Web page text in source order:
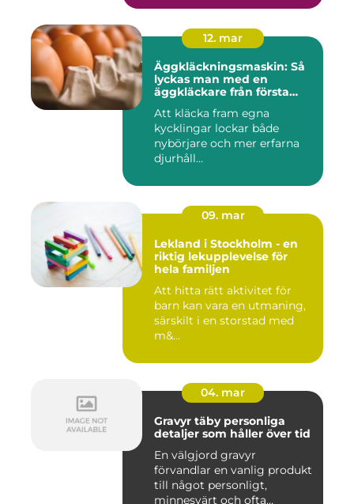
12. mar
Äggkläckningsmaskin: Så
lyckas man med en
äggkläckare från första
Att kläcka fram egna
kycklingar lockar både
nybörjare och mer erfarna
djurhåll...
09. mar
Lekland i Stockholm - en
riktig lekupplevelse för
hela familjen
Att hitta rätt aktivitet för
barn kan vara en utmaning,
särskilt i en storstad med
m&...
04. mar
Gravyr täby personliga
detaljer som håller över tid
En välgjord gravyr
förvandlar en vanlig produkt
till något personligt,
minnesvärt och ofta